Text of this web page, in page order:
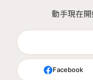
動手現在
Facebook